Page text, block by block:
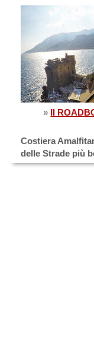
» Il
Costiera
delle Strade più